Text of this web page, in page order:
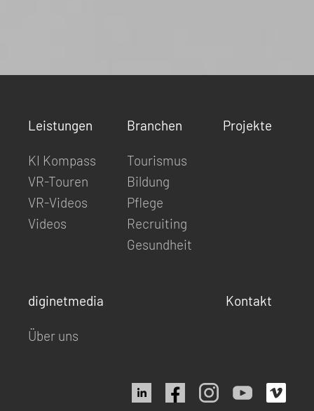
Leistungen
KI Kompass
VR-Touren
VR-Videos
Videos
Branchen
Tourismus
Bildung
Pflege
Recruiting
Gesundheit
Projekte
diginetmedia
Über uns
Kontakt